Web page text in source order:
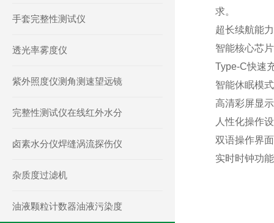
求。
超长续航能
智能核心芯
Type-C快速
智能休眠模
高清彩屏显
人性化操作
双语操作界
实时时钟功
手套完整性测试仪
透光率雾度仪
紫外照度仪测角测速望远镜
完整性测试仪在线红外水分
卤素水分仪焊缝涡流探伤仪
杂质度过滤机
油液颗粒计数器油液污染度